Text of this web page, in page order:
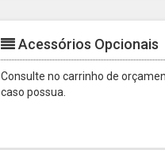
Acessórios Opcionais
Consulte no carrinho de
caso possua.